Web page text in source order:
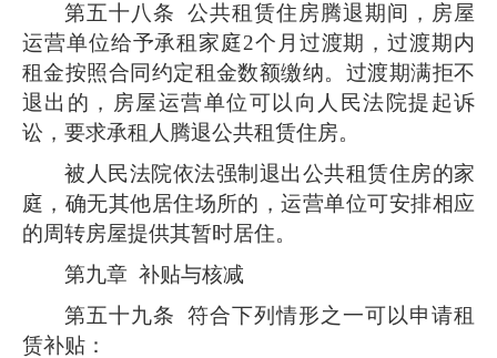
第五十八条 公共租赁住房腾退期间，房屋
运营单位给予承租家庭2个月过渡期，过渡期内
租金按照合同约定租金数额缴纳。过渡期满拒不
退出的，房屋运营单位可以向人民法院提起诉
讼，要求承租人腾退公共租赁住房。
被人民法院依法强制退出公共租赁住房的家
庭，确无其他居住场所的，运营单位可安排相应
的周转房屋提供其暂时居住。
第九章 补贴与核减
第五十九条 符合下列情形之一可以申请租
赁补贴：